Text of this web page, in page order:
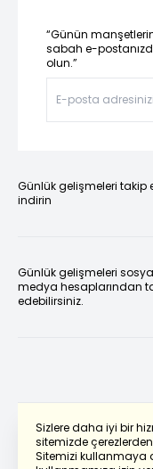
Sizlere daha iyi bir
sitemizde
Sitemizi kullanmaya
“Günün
sabah e-
olun.”
Günlük gelişmeleri takip
indirin
Günlük gelişmeleri
medya hesaplarından
edebilirsiniz.
Powered by